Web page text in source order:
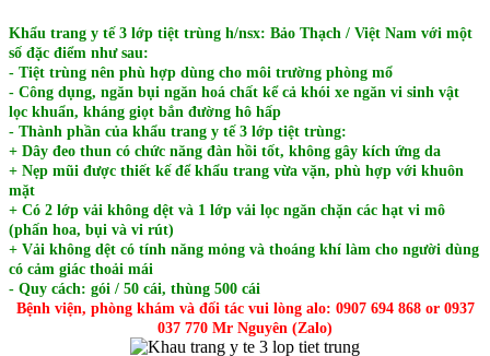
Khẩu trang y tế 3 lớp tiệt trùng h/nsx: Bảo Thạch / Việt Nam với một
số đặc điểm như sau:
- Tiệt trùng nên phù hợp dùng cho môi trường phòng mổ
- Công dụng, ngăn bụi ngăn hoá chất kể cả khói xe ngăn vi sinh vật
lọc khuẩn, kháng giọt bắn đường hô hấp
- Thành phần của khẩu trang y tế 3 lớp tiệt trùng:
+ Dây đeo thun có chức năng đàn hồi tốt, không gây kích ứng da
+ Nẹp mũi được thiết kế để khẩu trang vừa vặn, phù hợp với khuôn
mặt
+ Có 2 lớp vải không dệt và 1 lớp vải lọc ngăn chặn các hạt vi mô
(phấn hoa, bụi và vi rút)
+ Vải không dệt có tính năng mỏng và thoáng khí làm cho người dùng
có cảm giác thoải mái
- Quy cách: gói / 50 cái, thùng 500 cái
Bệnh viện, phòng khám và đối tác vui lòng alo: 0907 694 868 or 0937
037 770 Mr Nguyên (Zalo)